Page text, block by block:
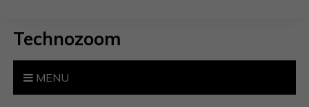
Technozoom
MENU